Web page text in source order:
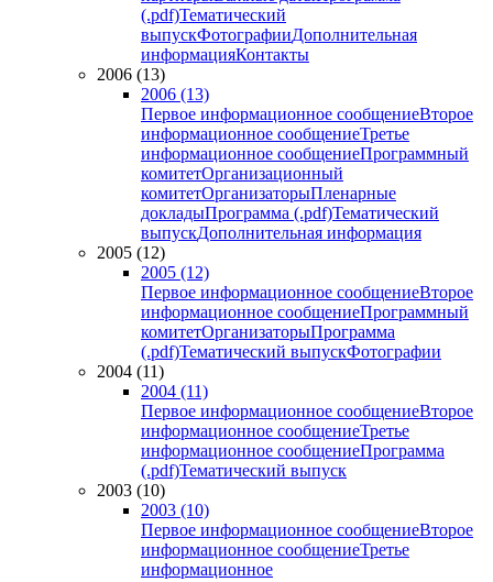
(.pdf)Тематический
выпускФотографииДополнительная
информацияКонтакты
2006 (13)
2006 (13)
Первое информационное сообщениеВторое
информационное сообщениеТретье
информационное сообщениеПрограммный
комитетОрганизационный
комитетОрганизаторыПленарные
докладыПрограмма (.pdf)Тематический
выпускДополнительная информация
2005 (12)
2005 (12)
Первое информационное сообщениеВторое
информационное сообщениеПрограммный
комитетОрганизаторыПрограмма
(.pdf)Тематический выпускФотографии
2004 (11)
2004 (11)
Первое информационное сообщениеВторое
информационное сообщениеТретье
информационное сообщениеПрограмма
(.pdf)Тематический выпуск
2003 (10)
2003 (10)
Первое информационное сообщениеВторое
информационное сообщениеТретье
информационное